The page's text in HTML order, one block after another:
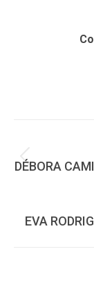
de
post:
DÉBORA
EVA